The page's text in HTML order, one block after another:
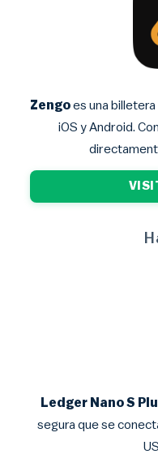
Zengoes una
iOS y Android.
Ledger Nano S
segura que se